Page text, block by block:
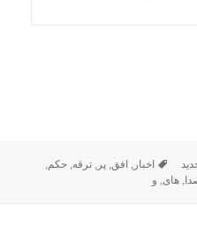
برچسب‌ها
اخبار, افق,پر,ترقه,حکم,
,های, و